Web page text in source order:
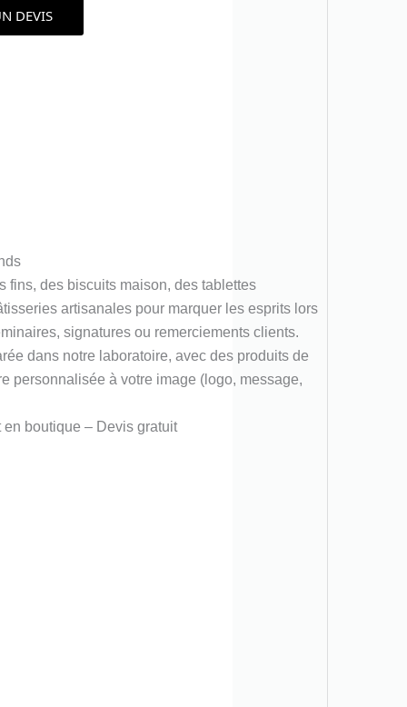
DEVIS
fins, des biscuits maison, des tablettes
artisanales pour marquer les esprits lors
signatures ou remerciements clients.
dans notre laboratoire, avec des produits de
personnalisée à votre image (logo, message,
boutique – Devis gratuit